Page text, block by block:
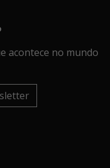
acontece no mundo